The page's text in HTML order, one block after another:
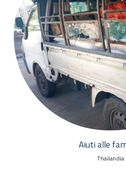
Aiuti alle
Thailandia